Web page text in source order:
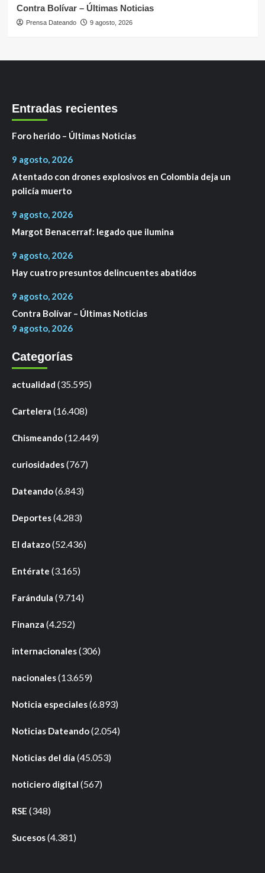
Contra Bolívar – Últimas Noticias
Prensa Dateando 9 agosto, 2026
Entradas recientes
Foro herido – Últimas Noticias
9 agosto, 2026
Atentado con drones explosivos en Colombia deja un
policía muerto
9 agosto, 2026
Margot Benacerraf: legado que ilumina
9 agosto, 2026
Hay cuatro presuntos delincuentes abatidos
9 agosto, 2026
Contra Bolívar – Últimas Noticias
9 agosto, 2026
Categorías
actualidad (35.595)
Cartelera (16.408)
Chismeando(12.449)
curiosidades(767)
Dateando(6.843)
Deportes(4.283)
El datazo(52.436)
Entérate (3.165)
Farándula (9.714)
Finanza (4.252)
internacionales(306)
nacionales(13.659)
Noticia especiales(6.893)
Noticias Dateando(2.054)
Noticias del día (45.053)
noticiero digital (567)
RSE (348)
Sucesos(4.381)